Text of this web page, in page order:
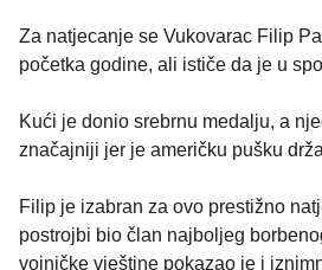
Za natjecanje se Vukovarac Filip
početka godine, ali ističe da je u
Kući je donio srebrnu medalju, a
značajniji jer je američku pušku
Filip je izabran za ovo prestižno
postrojbi bio član najboljeg
vojničke vještine pokazao je i